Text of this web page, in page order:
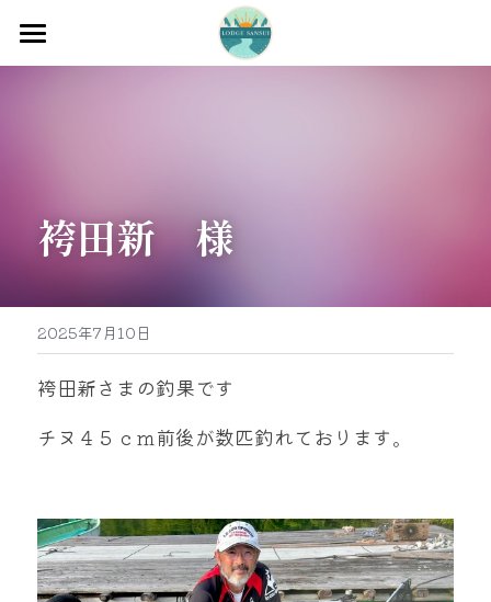
ホーム
牡蠣販売
最新釣果
グッズ販売
駐車場
お問い合わせ
mtok0617love@yahoo.co.jp
袴田新　様
2025年7月10日
袴田新さまの釣果です
チヌ４５ｃｍ前後が数匹釣れております。